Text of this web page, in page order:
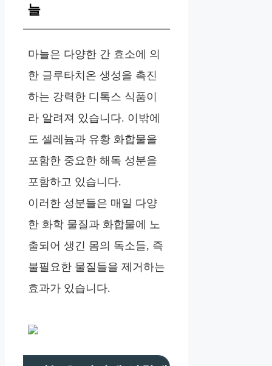
늘
마늘은 다양한 간 효소에 의
한 글루타치온 생성을 촉진
하는 강력한 디톡스 식품이
라 알려져 있습니다. 이밖에
도 셀레늄과 유황 화합물을
포함한 중요한 해독 성분을
포함하고 있습니다.
이러한 성분들은 매일 다양
한 화학 물질과 화합물에 노
출되어 생긴 몸의 독소들, 즉
불필요한 물질들을 제거하는
효과가 있습니다.